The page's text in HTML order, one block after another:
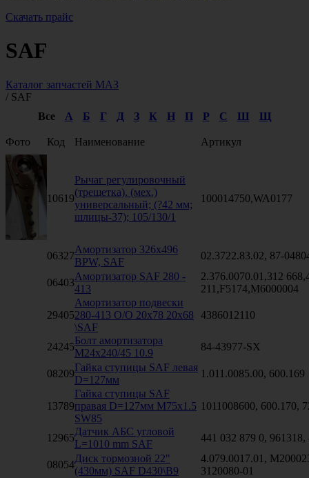
Скачать прайс
SAF
Каталог запчастей МАЗ
/ SAF
Все
А Б Г Д З К Н П Р С Ш Щ
Фото Код Наименование Артикул
10619
Рычаг регулировочный
(трещетка). (мех.)
универсальный; (?42 мм;
шлицы-37); 105/130/1
100014750,WA0177
06327
Амортизатор 326х496
BPW, SAF
02.3722.83.02, 87-
06403
Амортизатор SAF 280 -
413
2.376.0070.01,312
211,F5174,M6000004
29405
Амортизатор подвески
280-413 O/O 20x78 20x68
\SAF
4386012110
24245
Болт амортизатора
M24x240/45 10.9
84-43977-SX
08209
Гайка ступицы SAF левая
D=127мм
1.011.0085.00, 600.169
13789
Гайка ступицы SAF
правая D=127мм M75x1.5
SW85
1011008600, 600.170,
12965
Датчик АБС угловой
L=1010 mm SAF
441 032 879 0,
08054
Диск тормозной 22"
(430мм) SAF D430\B9
4.079.0017.01,
3120080-01